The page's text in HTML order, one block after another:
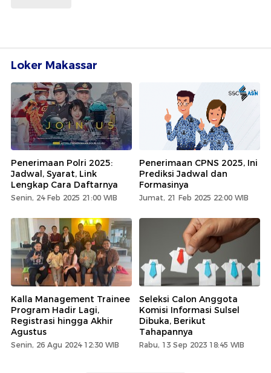
Loker Makassar
Penerimaan Polri 2025:
Jadwal, Syarat, Link
Lengkap Cara Daftarnya
Senin, 24 Feb 2025 21:00 WIB
Penerimaan CPNS 2025, Ini
Prediksi Jadwal dan
Formasinya
Jumat, 21 Feb 2025 22:00 WIB
Kalla Management Trainee
Program Hadir Lagi,
Registrasi hingga Akhir
Agustus
Senin, 26 Agu 2024 12:30 WIB
Seleksi Calon Anggota
Komisi Informasi Sulsel
Dibuka, Berikut
Tahapannya
Rabu, 13 Sep 2023 18:45 WIB